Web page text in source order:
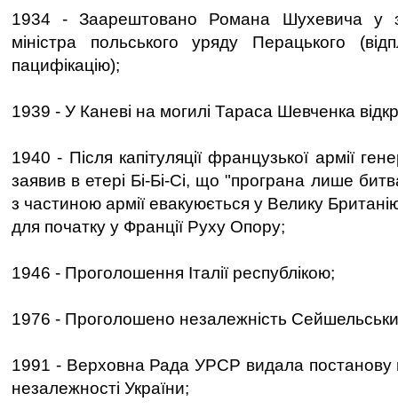
1934 - Заарештовано Романа Шухевича у
міністра польського уряду Перацького
пацифікацію);
1939 - У Каневі на могилі Тараса Шевченка
1940 - Після капітуляції французької армії
заявив в етері Бі-Бі-Сі, що "програна лише
з частиною армії евакуюється у Велику
для початку у Франції Руху Опору;
1946 - Проголошення Італії республікою;
1976 - Проголошено незалежність
1991 - Верховна Рада УРСР видала постанову
незалежності України;